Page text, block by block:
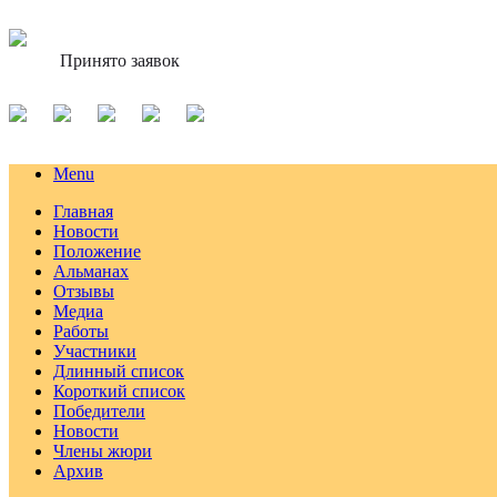
Принято заявок
Menu
Главная
Новости
Положение
Альманах
Отзывы
Медиа
Работы
Участники
Длинный список
Короткий список
Победители
Новости
Члены жюри
Архив